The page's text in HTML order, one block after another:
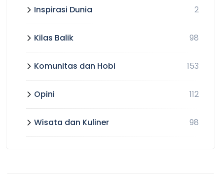
Inspirasi Dunia 2
Kilas Balik 98
Komunitas dan Hobi 153
Opini 112
Wisata dan Kuliner 98